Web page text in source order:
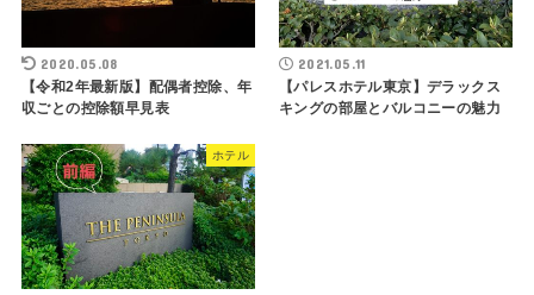
2020.05.08
【令和2年最新版】配偶者控除、年
収ごとの控除額早見表
2021.05.11
【パレスホテル東京】デラックス
キングの部屋とバルコニーの魅力
ホテル